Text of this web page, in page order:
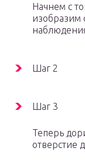
Начнем с
изобразим
Шаг 2
Шаг 3
Теперь
отверстие